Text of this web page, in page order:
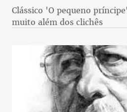
Clássico 'O pequeno
muito além dos clichês